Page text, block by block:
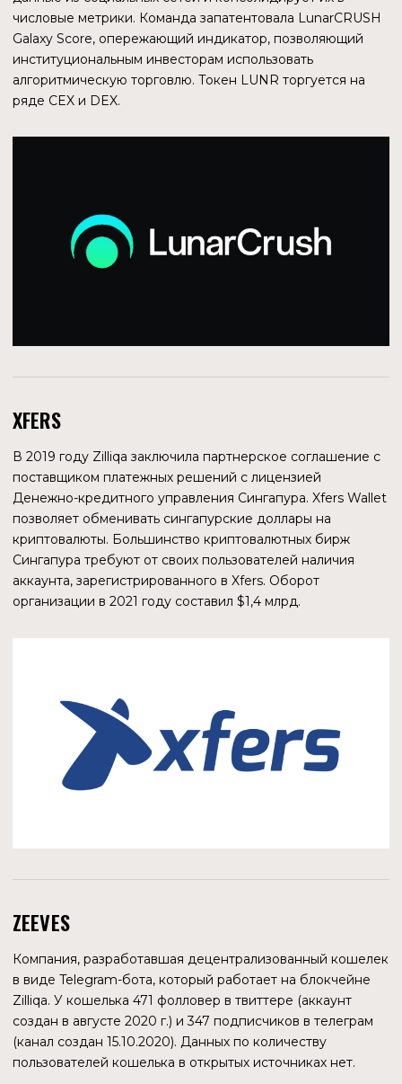
всех уровней. Геймеры будут приобретать
внутриигровые токены и цифровые активы в виде
настраиваемых скинов (доспехи, шлемы, оружие).
Модель стимулирования будет основана на skill-to-earn,
доход будет зависеть от времени нахождения в игре. По
мнению разработчиков, это более устойчивая изнес-
модель, которая позволяет игрокам получать
токенов, защищенных блокчейном Zilliqa, в зависимости
уточняется. Продукт будет доступен на платформах
Windows, Mac, Linux, Android и iOS. Ранний доступ
анонсирован на декабрь 2022. Серьезным недостатком
пока является графика, отстающая по качеству от игр
Руководство Zilliqa всерьез занимается развитием
компьютерных игр. Во-вторых, в начале 2023 года может
Техническое описание пока не анонсировано, продукт
на уровне прототипа. Известно, что одним из принципов
реализации будет «избавление пользователя от
сложностей Web3». В консоль будет интегрирован
криптокошелек. Вероятно, на приставке будут работать
игры из экосистемы Zilliqa, так как за прохождение
миссий игроки смогут зарабатывать токены ZIL.
ДРУГИЕ ПРОЕКТЫ
Еще одна отличительная особенность консоли —
возможность майнинга ZIL, что приведет к дальнейшей
децентрализации блокчейна. Цена приставки неизвестна,
окупить себя в процессе эксплуатации. Хотелось бы
ограничит распространение подобных игр. Если любая
игра будет доступна и без приставки, то зачем ее
покупать? Для майнинга?
Исторический АТН криптовалюты ZIL равен $0,24, а на
конец сентября 2022 года она котируется по 3 цента.
Даже если бы капитализация была бы $5 млрд. (больше в